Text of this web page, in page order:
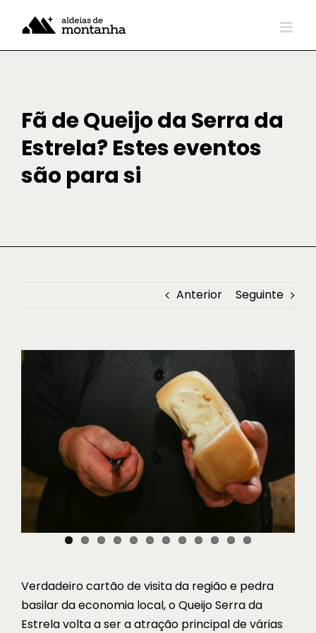
content
Fã de Queijo da Serra da
Estrela? Estes eventos
são para si
Anterior Seguinte
View
Verdadeiro cartão de visita da região e pedra
basilar da economia local, o Queijo Serra da
Estrela volta a ser a atração principal de várias